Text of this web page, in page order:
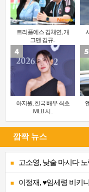
트리플에스 김채연, 개
그맨 김규..
하지원, 한국 배우 최초
MLB 시..
깜짝 뉴스
고소영, 낮술 마시다
이정재, ♥임세령 비키